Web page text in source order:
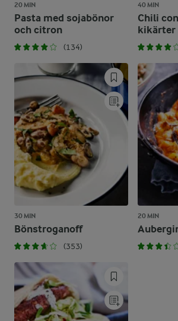
20 MIN
Pasta med sojabönor
och citron
(134)
40 MIN
Chili
kikärter
30 MIN
Bönstroganoff
(353)
20 MIN